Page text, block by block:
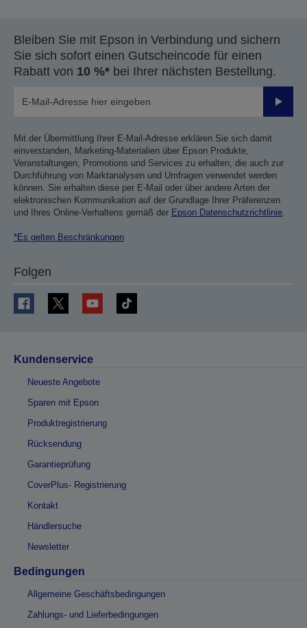
Bleiben Sie mit Epson in Verbindung und sichern
Sie sich sofort einen Gutscheincode für einen
Rabatt von 10 %* bei Ihrer nächsten Bestellung.
Mit der Übermittlung Ihrer E-Mail-Adresse erklären Sie sich damit
einverstanden, Marketing-Materialien über Epson Produkte,
Veranstaltungen, Promotions und Services zu erhalten, die auch zur
Durchführung von Marktanalysen und Umfragen verwendet werden
können. Sie erhalten diese per E-Mail oder über andere Arten der
elektronischen Kommunikation auf der Grundlage Ihrer Präferenzen
und Ihres Online-Verhaltens gemäß der Epson Datenschutzrichtlinie
*Es gelten Beschränkungen
Folgen
Kundenservice
Neueste Angebote
Sparen mit Epson
Produktregistrierung
Rücksendung
Garantieprüfung
CoverPlus- Registrierung
Kontakt
Händlersuche
Newsletter
Bedingungen
Allgemeine Geschäftsbedingungen
Zahlungs- und Lieferbedingungen